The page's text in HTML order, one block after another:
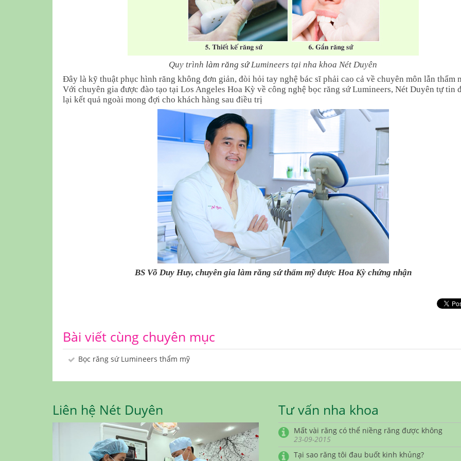
Quy trình làm răng sứ Lumineers tại nha khoa Nét Duyên
Đây là kỹ thuật phục hình răng không đơn giản, đòi hỏi tay nghệ bác sĩ phải cao cả về chuyên môn lẫn thẩm
Với chuyên gia được đào tạo tại Los Angeles Hoa Kỳ về công nghệ bọc răng sứ Lumineers, Nét Duyên tự tin
lại kết quả ngoài mong đợi cho khách hàng sau điều trị
BS Võ Duy Huy, chuyên gia làm răng sứ thẩm mỹđược Hoa Kỳ chứng nhận
Bài viết cùng chuyên mục
Bọc răng sứ Lumineers thẩm mỹ
Liên hệ Nét Duyên Tư vấn nha khoa
Mất vài răng có thể niềng răng được không
23-09-2015
Tại sao răng tôi đau buốt kinh khủng?